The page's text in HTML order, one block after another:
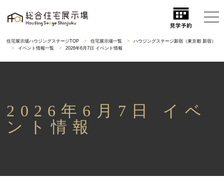
住宅展示場ハウジングステージTOP 住宅展示場一覧
ハウジングステージ新宿（東京都 新宿）
イベント情報一覧
2026年6月7日 イベント情報
2026年6月7日 イベ
ント情報